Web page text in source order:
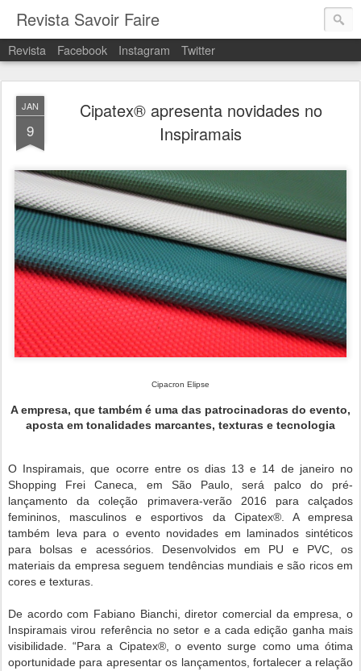
Revista Savoir Faire
Revista Facebook Instagram Twitter
JAN
9
Cipatex® apresenta novidades no
Inspiramais
Cipacron Elipse
A empresa, que também é uma das patrocinadoras do evento,
aposta em tonalidades marcantes, texturas e tecnologia
O Inspiramais, que ocorre entre os dias 13 e 14 de janeiro no
Shopping Frei Caneca, em São Paulo, será palco do pré-
lançamento da coleção primavera-verão 2016 para calçados
femininos, masculinos e esportivos da Cipatex®. A empresa
também leva para o evento novidades em laminados sintéticos
para bolsas e acessórios. Desenvolvidos em PU e PVC, os
materiais da empresa seguem tendências mundiais e são ricos em
cores e texturas.
De acordo com Fabiano Bianchi, diretor comercial da empresa, o
Inspiramais virou referência no setor e a cada edição ganha mais
visibilidade. “Para a Cipatex®, o evento surge como uma ótima
oportunidade para apresentar os lançamentos,fortalecer a relação